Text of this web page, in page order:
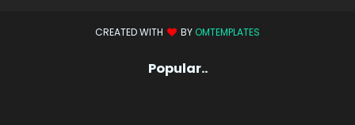
CREATED WITH BY OMTEMPLATES
Popular..